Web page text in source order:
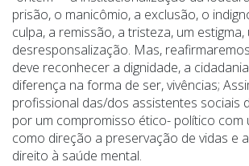
prisão, o manicômio, a exclusão, o
culpa, a remissão, a tristeza, um estigma,
desresponsalização. Mas,
deve reconhecer a dignidade, a
diferença na forma de ser, vivências;
profissional das/dos assistentes sociais
por um compromisso ético- político com
como direção a preservação de vidas e
direito à saúde mental.